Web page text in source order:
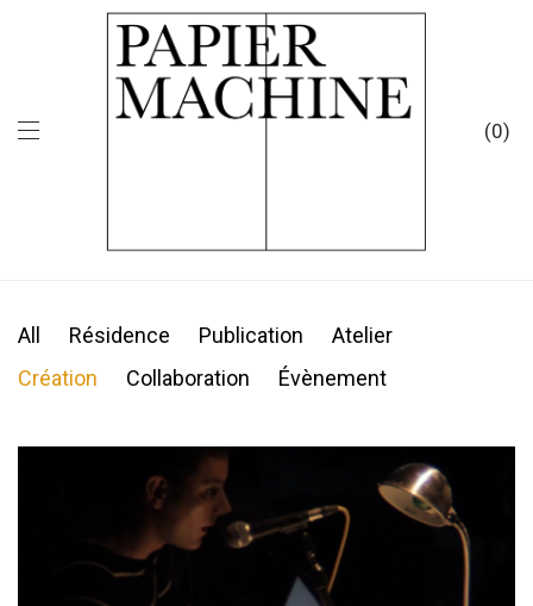
0
All Résidence Publication
Atelier
Création
Collaboration Évènement